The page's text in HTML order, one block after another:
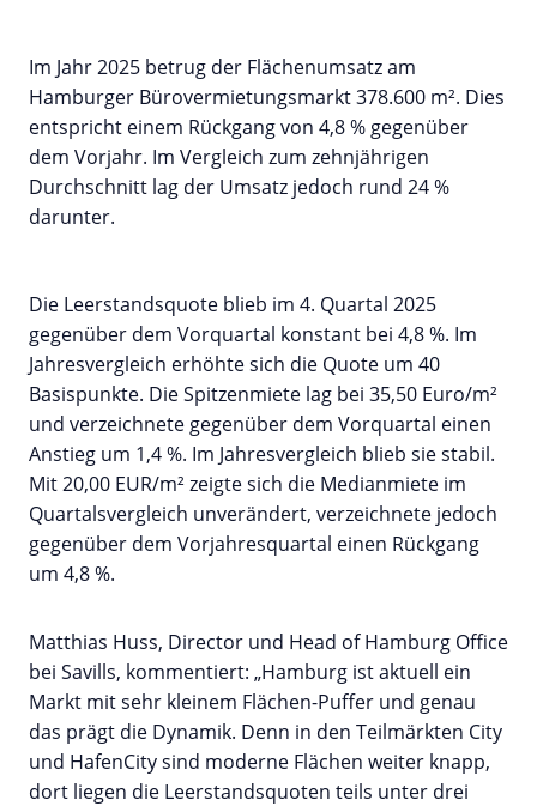
Im Jahr 2025 betrug der Flächenumsatz am
Hamburger Bürovermietungsmarkt 378.600 m². Dies
entspricht einem Rückgang von 4,8 % gegenüber
dem Vorjahr. Im Vergleich zum zehnjährigen
Durchschnitt lag der Umsatz jedoch rund 24 %
darunter.
Die Leerstandsquote blieb im 4. Quartal 2025
gegenüber dem Vorquartal konstant bei 4,8 %. Im
Jahresvergleich erhöhte sich die Quote um 40
Basispunkte. Die Spitzenmiete lag bei 35,50 Euro/m²
und verzeichnete gegenüber dem Vorquartal einen
Anstieg um 1,4 %. Im Jahresvergleich blieb sie stabil.
Mit 20,00 EUR/m² zeigte sich die Medianmiete im
Quartalsvergleich unverändert, verzeichnete jedoch
gegenüber dem Vorjahresquartal einen Rückgang
um 4,8 %.
Matthias Huss, Director und Head of Hamburg Office
bei Savills, kommentiert: „Hamburg ist aktuell ein
Markt mit sehr kleinem Flächen-Puffer und genau
das prägt die Dynamik. Denn in den Teilmärkten City
und HafenCity sind moderne Flächen weiter knapp,
dort liegen die Leerstandsquoten teils unter drei